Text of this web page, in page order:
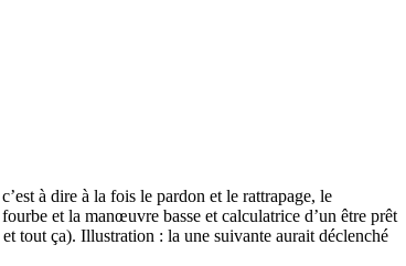
à dire à la fois le pardon et le rattrapage, le
et la manœuvre basse et calculatrice d’un être prêt
tout ça). Illustration : la une suivante aurait déclenché